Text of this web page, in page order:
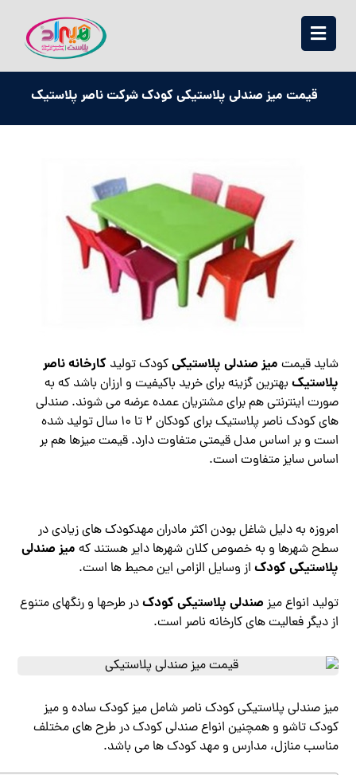
قیمت میز صندلی پلاستیکی کودک شرکت ناصر پلاستیک
شاید قیمت میز صندلی پلاستیکیکودک تولیدکارخانه ناصر
پلاستیک بهترین گزینه برای خرید باکیفیت و ارزان باشد که به
صورت اینترنتی هم برای مشتریان عمده عرضه می شوند. صندلی
های کودک ناصر پلاستیک برای کودکان ۲ تا ۱۰ سال تولید شده
است و بر اساس مدل قیمتی متفاوت دارد. قیمت میزها هم بر
اساس سایز متفاوت است.
امروزه به دلیل شاغل بودن اکثر مادران مهدکودک های زیادی در
سطح شهرها و به خصوص کلان شهرها دایر هستند که میز صندلی
پلاستیکیکودک از وسایل الزامی این محیط ها است.
تولید انواع میز صندلی پلاستیکی کودکدر طرحها و رنگهای متنوع
از دیگر فعالیت های کارخانه ناصر است.
میز صندلی پلاستیکی کودک ناصر شامل میز کودک ساده و میز
کودک تاشو و همچنین انواع صندلی کودک در طرح های مختلف
مناسب منازل، مدارس و مهد کودک ها می باشد.